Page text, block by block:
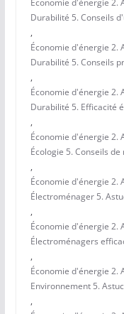
Économie d'énergie 2.
Durabilité 5. Conseils
,
Économie d'énergie 2.
Durabilité 5. Conseils
,
Économie d'énergie 2.
Durabilité 5. Efficacité
,
Économie d'énergie 2.
Écologie 5. Conseils de
,
Économie d'énergie 2.
Électroménager 5.
,
Économie d'énergie 2.
Électroménagers
,
Économie d'énergie 2.
Environnement 5.
,